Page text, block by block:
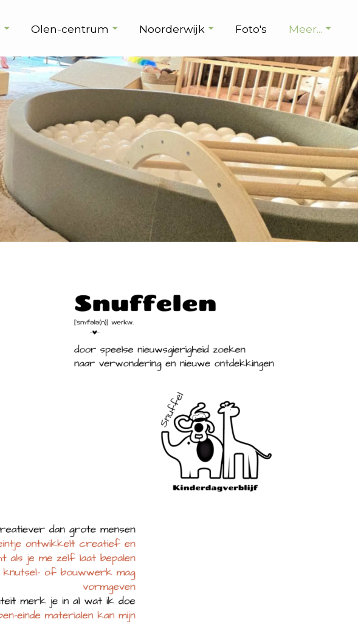
Olen-centrum Noorderwijk Foto's Meer...